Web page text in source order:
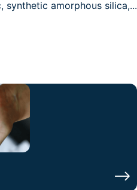
synthetic amorphous silica,...